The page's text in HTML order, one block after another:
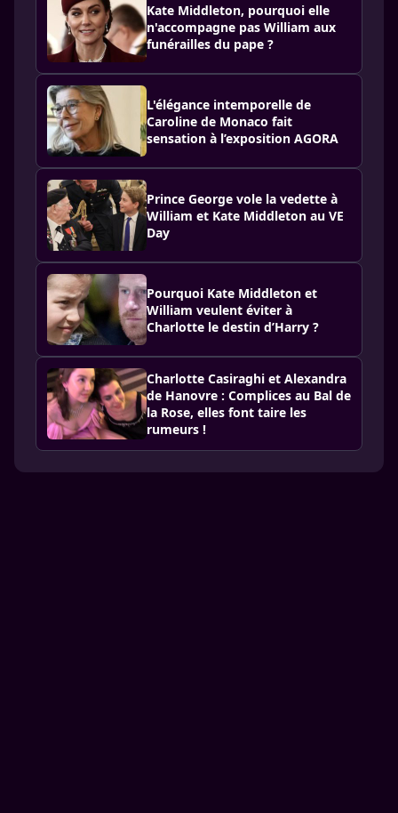
Kate Middleton, pourquoi elle
n'accompagne pas William aux
funérailles du pape ?
L'élégance intemporelle de
Caroline de Monaco fait
sensation à l’exposition AGORA
Prince George vole la vedette à
William et Kate Middleton au VE
Day
Pourquoi Kate Middleton et
William veulent éviter à
Charlotte le destin d’Harry ?
Charlotte Casiraghi et Alexandra
de Hanovre : Complices au Bal de
la Rose, elles font taire les
rumeurs !